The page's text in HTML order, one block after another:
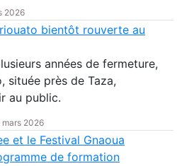
2026
bientôt rouverte au
années de fermeture,
située près de Taza,
au public.
mars 2026
et le Festival Gnaoua
de formation